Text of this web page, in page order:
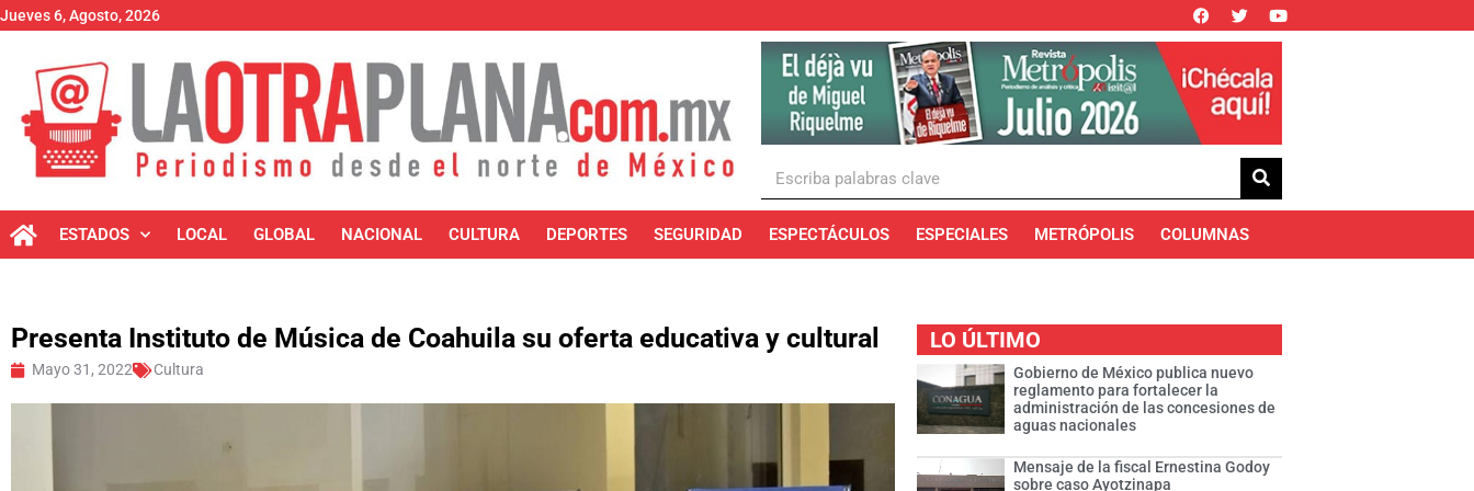
Jueves 6, Agosto, 2026
ESTADOS LOCAL GLOBAL NACIONAL CULTURA DEPORTES SEGURIDAD ESPECTÁCULOS ESPECIALES METRÓPOLIS COLUMNAS
Presenta Instituto de Música de Coahuila su oferta educativa y cultural
Mayo 31, 2022 Cultura
LO ÚLTIMO
Gobierno de México publica nuevo
reglamento para fortalecer la
administración de las concesiones de
aguas nacionales
Mensaje de la fiscal Ernestina Godoy
sobre caso Ayotzinapa